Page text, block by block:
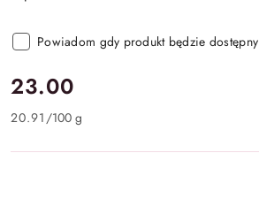
Powiadom gdy produkt będzie dostępny
cena:
23.00
20.91 /100 g